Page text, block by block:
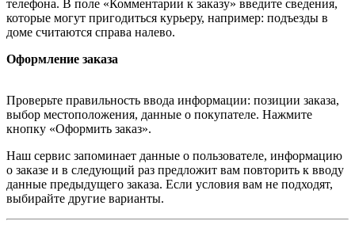
телефона. В поле «Комментарии к заказу» введите сведения,
которые могут пригодиться курьеру, например: подъезды в
доме считаются справа налево.
Оформление заказа
Проверьте правильность ввода информации: позиции заказа,
выбор местоположения, данные о покупателе. Нажмите
кнопку «Оформить заказ».
Наш сервис запоминает данные о пользователе, информацию
о заказе и в следующий раз предложит вам повторить к вводу
данные предыдущего заказа. Если условия вам не подходят,
выбирайте другие варианты.